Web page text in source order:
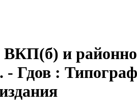
и
Гдов :